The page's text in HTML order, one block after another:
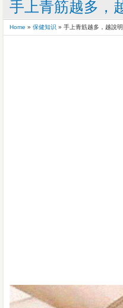
手上青筋越多，
Home » 保健知识 » 手上青筋越多，越說